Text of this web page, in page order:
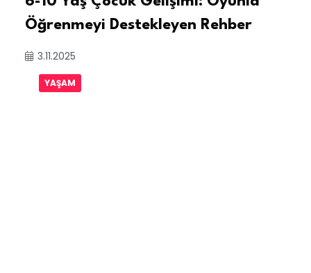
Öğrenmeyi Destekleyen Rehber
3.11.2025
YAŞAM